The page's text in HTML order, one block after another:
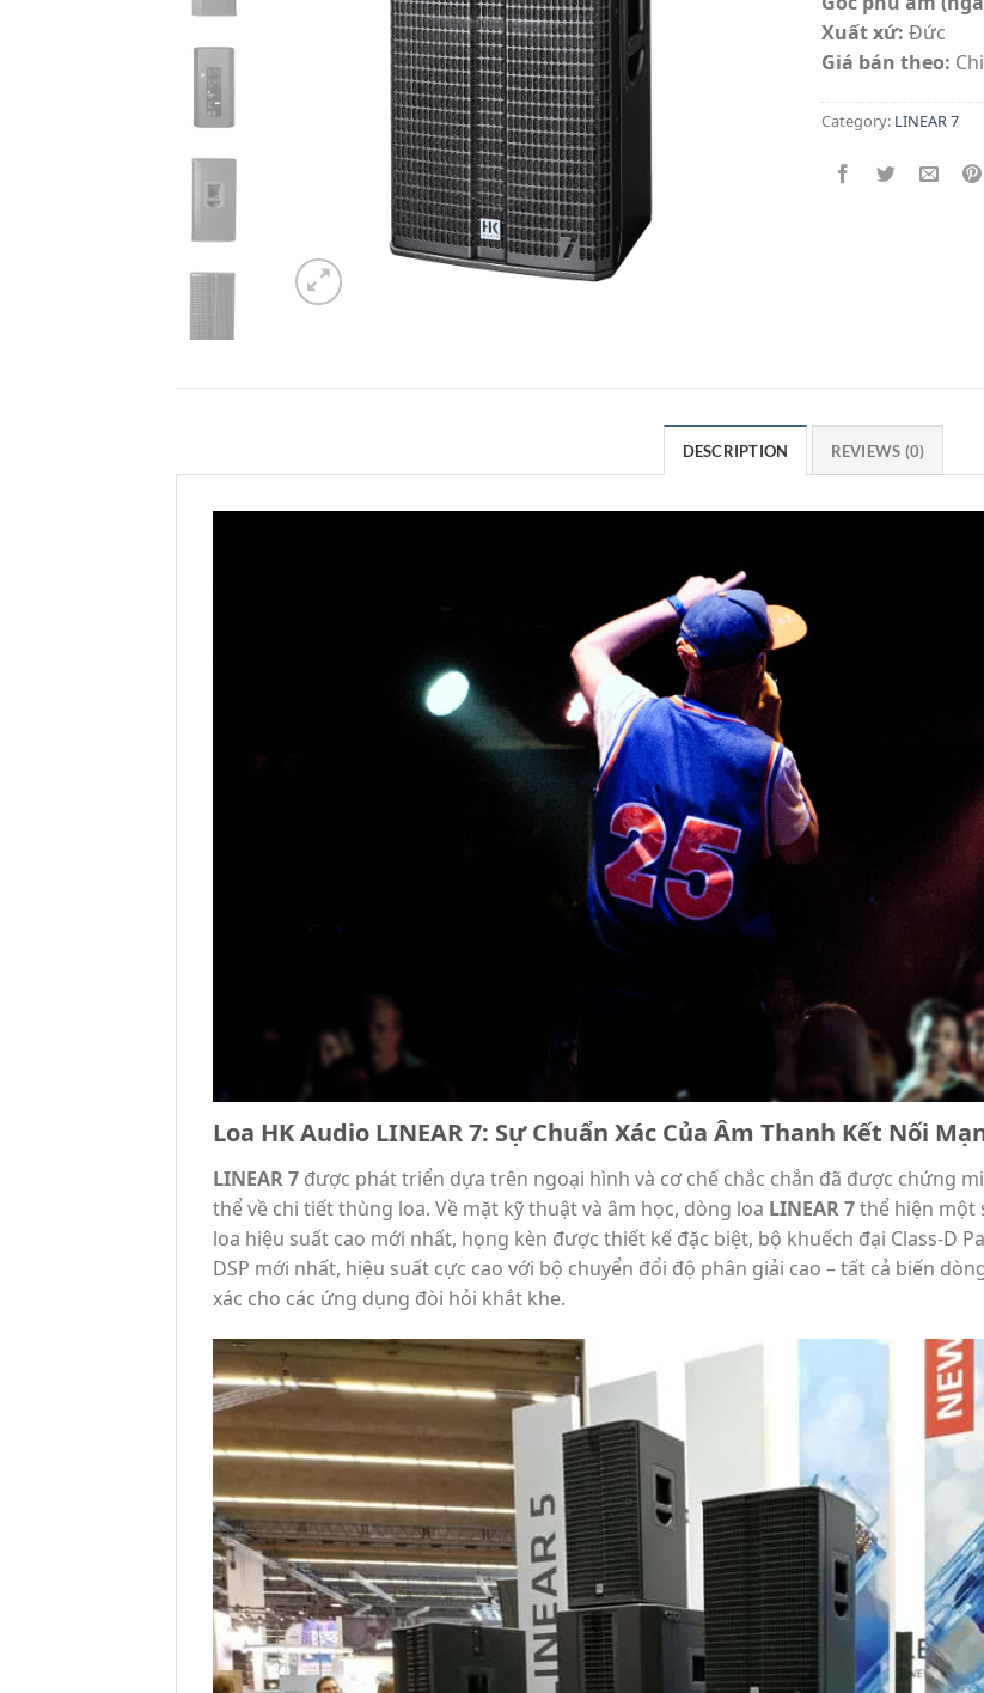
Xuất xứ: Đức
Giá bán theo:
Category: LINEAR 7
DESCRIPTION REVIEWS (0)
Loa HK Audio LINEAR 7: Sự Chuẩn Xác Của Âm Thanh Kết Nối
LINEAR 7 được phát triển dựa trên ngoại hình và cơ chế chắc chắn đã được chứng
thể về chi tiết thùng loa. Về mặt kỹ thuật và âm học, dòng loa LINEAR 7thể hiện một
loa hiệu suất cao mới nhất, họng kèn được thiết kế đặc biệt, bộ khuếch đại Class-D
DSP mới nhất, hiệu suất cực cao với bộ chuyển đổi độ phân giải cao – tất cả biến
xác cho các ứng dụng đòi hỏi khắt khe.